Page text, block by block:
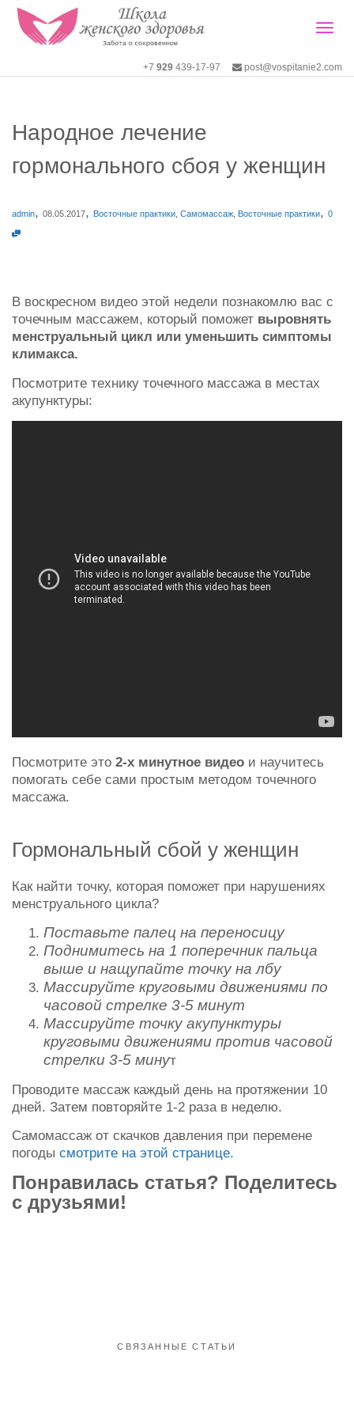
+7 929 439-17-97 post@vospitanie2.com
Народное лечение
гормонального сбоя у женщин
admin, 08.05.2017, Восточные практики Самомассаж Восточные практики, 0
В воскресном видео этой недели познакомлю вас с
точечным массажем, который поможет выровнять
менструальный цикл или уменьшить симптомы
климакса.
Посмотрите технику точечного массажа в местах
акупунктуры:
Посмотрите это 2-х минутное видео и научитесь
помогать себе сами простым методом точечного
массажа.
Гормональный сбой у женщин
Как найти точку, которая поможет при нарушениях
менструального цикла?
Поставьте палец на переносицу
Поднимитесь на 1 поперечник пальца
выше и нащупайте точку на лбу
Массируйте круговыми движениями по
часовой стрелке 3-5 минут
Массируйте точку акупунктуры
круговыми движениями против часовой
стрелки 3-5 минут
Проводите массаж каждый день на протяжении 10
дней. Затем повторяйте 1-2 раза в неделю.
Самомассаж от скачков давления при перемене
погоды смотрите на этой странице.
Понравилась статья? Поделитесь
с друзьями!
СВЯЗАННЫЕ СТАТЬИ